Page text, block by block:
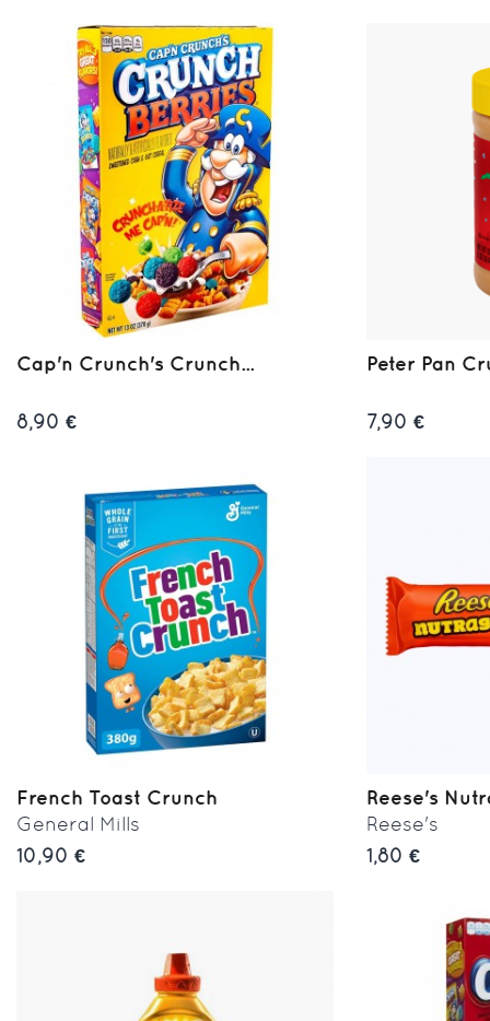
Cap'n Crunch's Crunch...
8,90 €
Peter Pan
7,90 €
French Toast Crunch
General Mills
10,90 €
Reese's
Reese's
1,80 €